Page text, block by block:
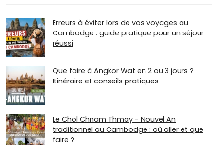
Erreurs à éviter lors de vos voyages au
Cambodge : guide pratique pour un séjour
réussi
Que faire à Angkor Wat en 2 ou 3 jours ?
Itinéraire et conseils pratiques
Le Chol Chnam Thmay - Nouvel An
traditionnel au Cambodge : où aller et que
faire ?